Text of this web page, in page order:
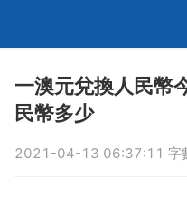
一澳元兌換人民幣
民幣多少
2021-04-13 06:37:11 字